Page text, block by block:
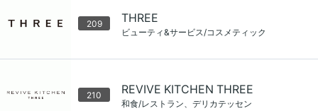
209 THREE
ビューティ&サービス/コスメティック
210 REVIVE KITCHEN THREE
和食/レストラン、デリカテッセン